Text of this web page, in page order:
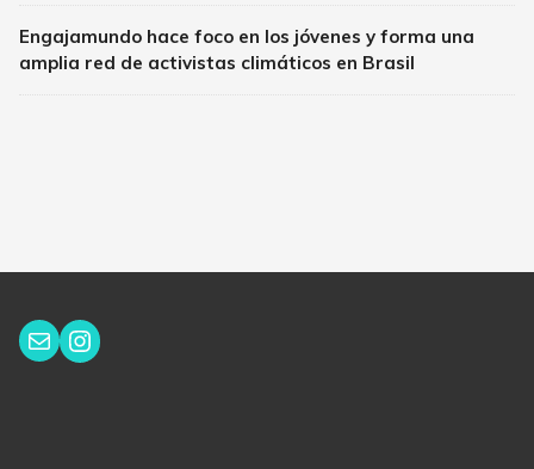
Engajamundo hace foco en los jóvenes y forma una
amplia red de activistas climáticos en Brasil
Correo electrónico
Instagram